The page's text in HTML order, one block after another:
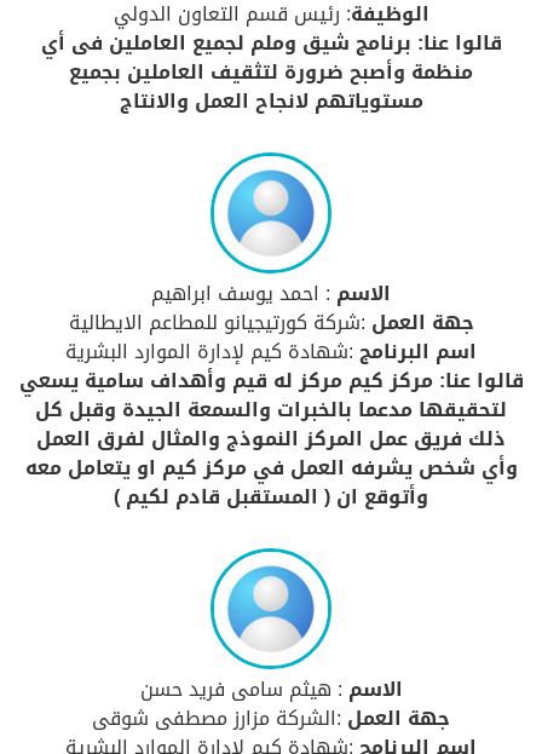
الوظيفة: رئيس قسم التعاون الدولي
قالوا عنا: برنامج شيق وملم لجميع العاملين فى أي
منظمة وأصبح ضرورة لتثقيف العاملين بجميع
مستوياتهم لانجاح العمل والانتاج
الاسم : احمد يوسف ابراهيم
جهة العمل :شركة كورتيجيانو للمطاعم الايطالية
اسم البرنامج:شهادة كيم لإدارة الموارد البشرية
قالوا عنا: مركز كيم مركز له قيم وأهداف سامية يسعي
لتحقيقها مدعما بالخبرات والسمعة الجيدة وقبل كل
ذلك فريق عمل المركز النموذج والمثال لفرق العمل
وأي شخص يشرفه العمل في مركز كيم او يتعامل معه
وأتوقع ان ( المستقبل قادم لكيم )
الاسم : هيثم سامى فريد حسن
جهة العمل :الشركة مزارز مصطفى شوقى